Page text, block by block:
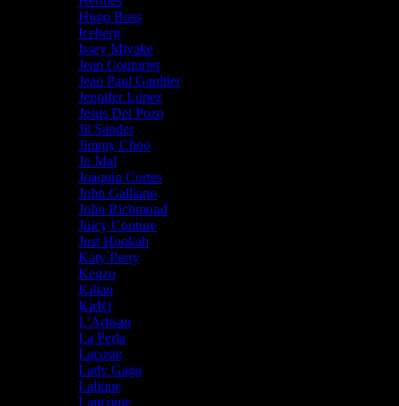
Hugo Boss
Iceberg
Issey Miyake
Jean Couturier
Jean Paul Gaultier
Jennifer Lopez
Jesus Del Pozo
Jil Sander
Jimmy Choo
Jo Mal
Joaquin Cortes
John Galliano
John Richmond
Juicy Couture
Just Hookah
Katy Perry
Kenzo
Kilian
KirKi
L'Artisan
La Perla
Lacoste
Lady Gaga
Lalique
Lancome